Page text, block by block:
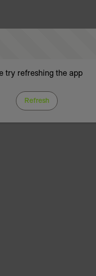
try refreshing the app
Refresh